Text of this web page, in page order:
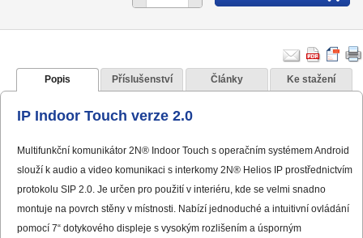
Popis Příslušenství Články Ke stažení
IP Indoor Touch verze 2.0
Multifunkční komunikátor 2N® Indoor Touch s operačním systémem Android
slouží k audio a video komunikaci s interkomy 2N® Helios IP prostřednictvím
protokolu SIP 2.0. Je určen pro použití v interiéru, kde se velmi snadno
montuje na povrch stěny v místnosti. Nabízí jednoduché a intuitivní ovládání
pomocí 7“ dotykového displeje s vysokým rozlišením a úsporným